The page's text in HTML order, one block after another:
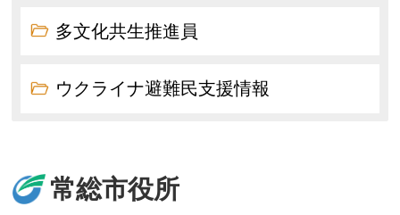
多文化共生推進員
ウクライナ避難民支援情報
常総市役所